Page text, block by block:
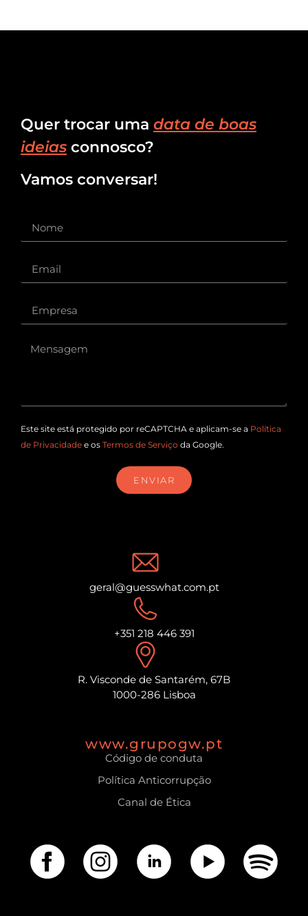
Quer trocar uma data de boas
ideias connosco?
Vamos conversar!
Este site está protegido por reCAPTCHA e aplicam-se a Política
de Privacidade e os Termos de Serviço da Google.
ENVIAR
geral@guesswhat.com.pt
+351 218 446 391
R. Visconde de Santarém, 67B
1000-286 Lisboa
www.grupogw.pt
Código de conduta
Política Anticorrupção
Canal de Ética